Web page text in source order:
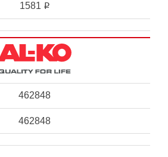
1581 i
462848
462848